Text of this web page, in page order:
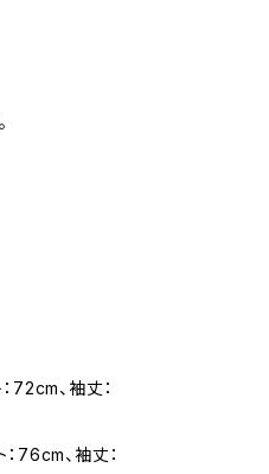
72cm、袖丈：
76cm、袖丈：